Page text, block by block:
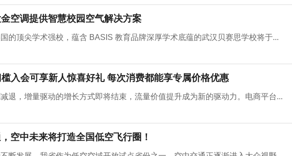
空调提供智慧校园空气解决方案
的顶尖学术强校，蕴含 BASIS 教育品牌深厚学术底蕴的武汉贝赛思学校将于...
入会可享新人惊喜好礼 每次消费都能享专属价格优惠
退，增量驱动的增长方式即将结束，流量价值提升成为新的驱动力。电商平台...
空中未来将打造全国低空飞行圈！